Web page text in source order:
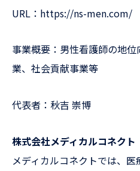
URL：https://ns-men.com/
事業概要：男性看護師の地
業、社会貢献事業等
代表者：秋吉 崇博
株式会社メディカルコネクト
メディカルコネクトでは、